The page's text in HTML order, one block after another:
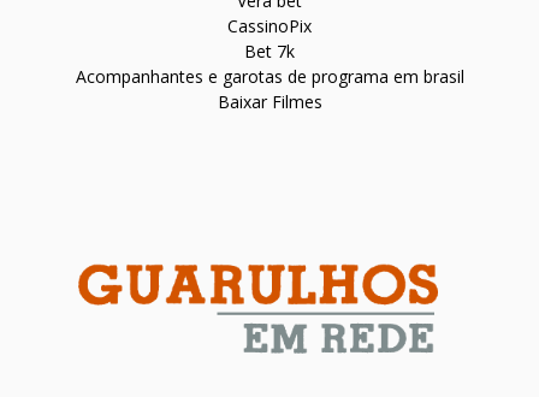
CassinoPix
Bet 7k
Acompanhantes e garotas de programa em brasil
Baixar Filmes